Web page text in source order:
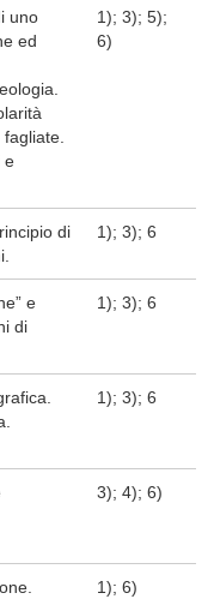
uno
ed
e
1); 3); 5);
6)
di
1); 3); 6
e
di
1); 3); 6
1); 3); 6
3); 4); 6)
1); 6)